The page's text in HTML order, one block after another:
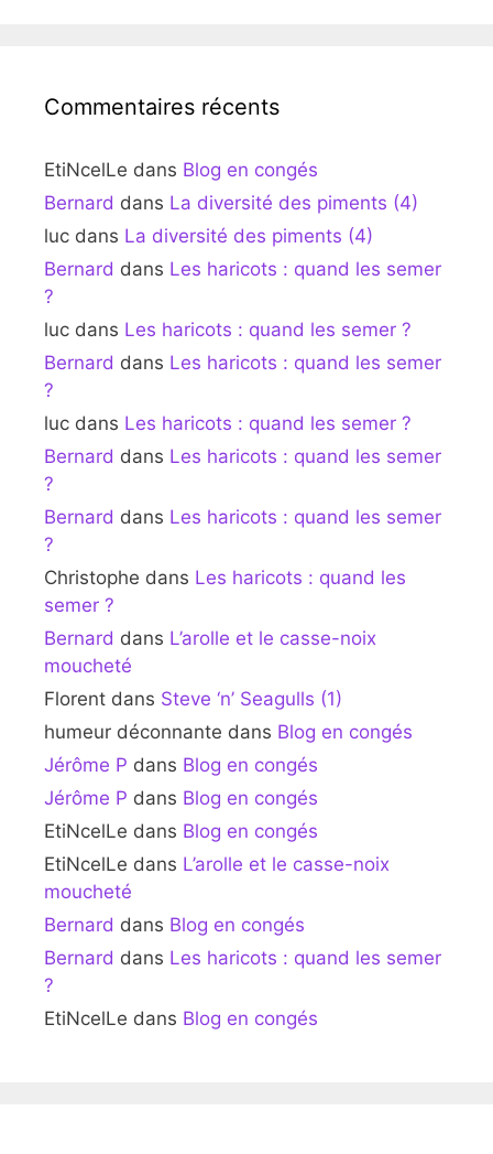
Commentaires récents
EtiNcelLe dans Blog en congés
Bernard dans La diversité des piments (4)
luc dans La diversité des piments (4)
Bernard dans Les haricots : quand les semer
?
luc dans Les haricots : quand les semer ?
Bernard dans Les haricots : quand les semer
?
luc dans Les haricots : quand les semer ?
Bernard dans Les haricots : quand les semer
?
Bernard dans Les haricots : quand les semer
?
Christophe dans Les haricots : quand les
semer ?
Bernard dans L’arolle et le casse-noix
moucheté
Florent dans Steve ‘n’ Seagulls (1)
humeur déconnante dans Blog en congés
Jérôme P dans Blog en congés
Jérôme P dans Blog en congés
EtiNcelLe dans Blog en congés
EtiNcelLe dans L’arolle et le casse-noix
moucheté
Bernard dans Blog en congés
Bernard dans Les haricots : quand les semer
?
EtiNcelLe dans Blog en congés